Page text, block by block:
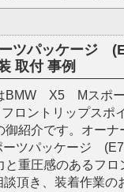
ツパッケージ
取付 事例
BMW X5 Mスポ
ロントリップスポ
御紹介です。オー
ーツパッケージ
と重圧感のあるフ
頂き、装着作業の